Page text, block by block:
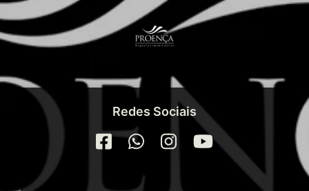
Redes Sociais